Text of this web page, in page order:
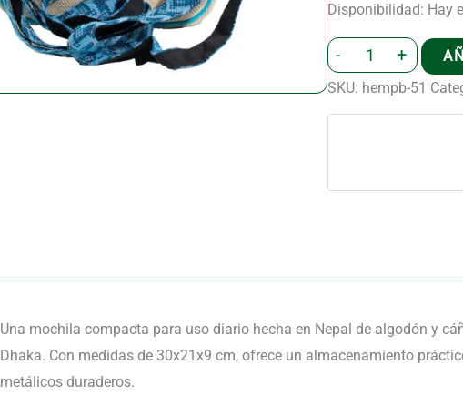
Disponibilidad: Hay
-
Mochila
mediana
+
SKU: hempb-51
Una mochila compacta para uso diario hecha en Nepal de algodón y
Dhaka. Con medidas de 30x21x9 cm, ofrece un almacenamiento
metálicos duraderos.